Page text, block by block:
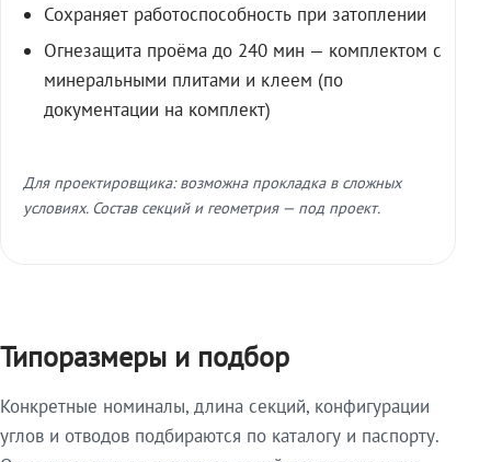
Сохраняет работоспособность при затоплении
Огнезащита проёма до 240 мин — комплектом с
минеральными плитами и клеем (по
документации на комплект)
Для проектировщика: возможна прокладка в сложных
условиях. Состав секций и геометрия — под проект.
Типоразмеры и подбор
Конкретные номиналы, длина секций, конфигурации
углов и отводов подбираются по каталогу и паспорту.